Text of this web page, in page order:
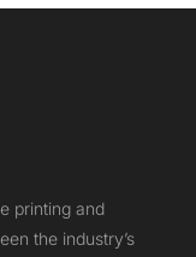
printing and
the industry’s